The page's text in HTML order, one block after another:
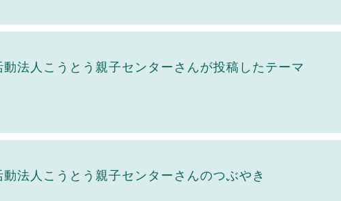
法人こうとう親子センターさんが投稿したテーマ
法人こうとう親子センターさんのつぶやき